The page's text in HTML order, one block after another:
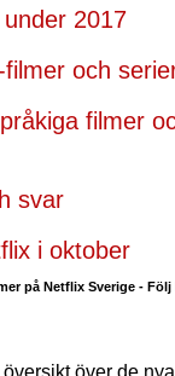
2017
och
filmer
svar
i oktober
på Netflix Sverige -
över de